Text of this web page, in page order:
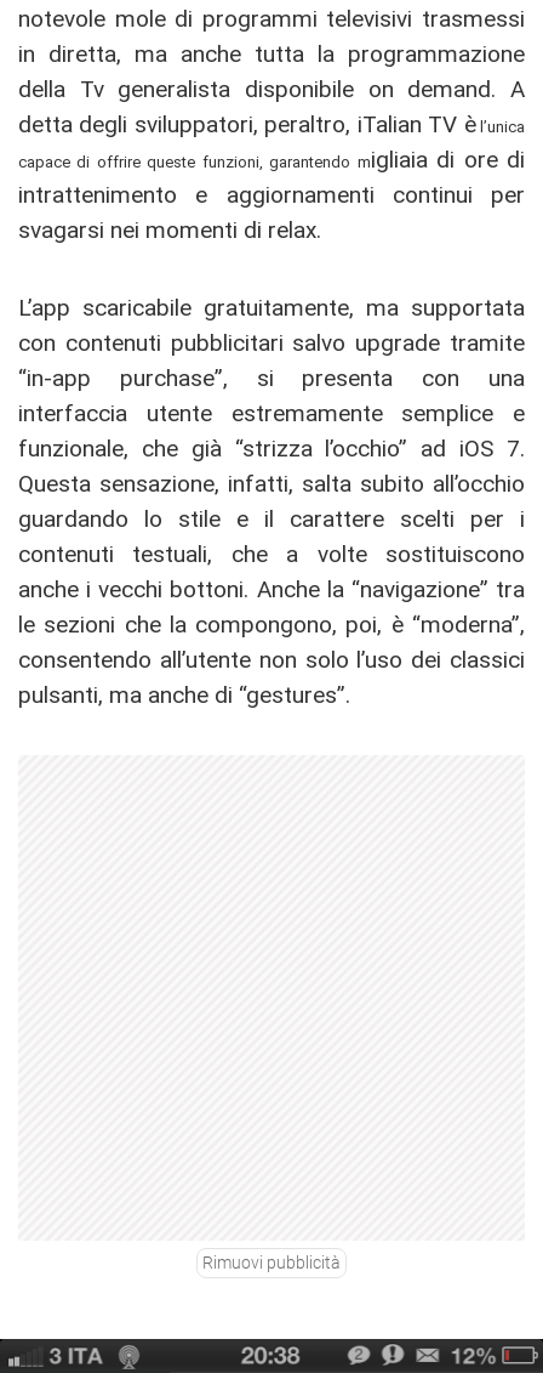
notevole mole di programmi televisivi trasmessi
in diretta, ma anche tutta la programmazione
della Tv generalista disponibile on demand. A
detta degli sviluppatori, peraltro, iTalian TV èl’unica
capace di offrire queste funzioni, garantendo migliaia di ore di
intrattenimento e aggiornamenti continui per
svagarsi nei momenti di relax.
L’app scaricabile gratuitamente, ma supportata
con contenuti pubblicitari salvo upgrade tramite
“in-app purchase”, si presenta con una
interfaccia utente estremamente semplice e
funzionale, che già “strizza l’occhio” ad iOS 7.
Questa sensazione, infatti, salta subito all’occhio
guardando lo stile e il carattere scelti per i
contenuti testuali, che a volte sostituiscono
anche i vecchi bottoni. Anche la “navigazione” tra
le sezioni che la compongono, poi, è “moderna”,
consentendo all’utente non solo l’uso dei classici
pulsanti, ma anche di “gestures”.
Rimuovi pubblicità